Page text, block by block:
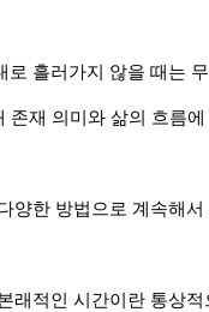
흘러가지 않을 때는
재 의미와 삶의 흐름
양한 방법으로 계속해
래적인 시간이란 통상